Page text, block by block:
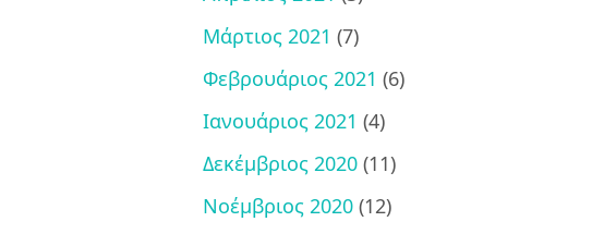
Μάρτιος 2021 (7)
Φεβρουάριος 2021 (6)
Ιανουάριος 2021 (4)
Δεκέμβριος 2020 (11)
Νοέμβριος 2020 (12)